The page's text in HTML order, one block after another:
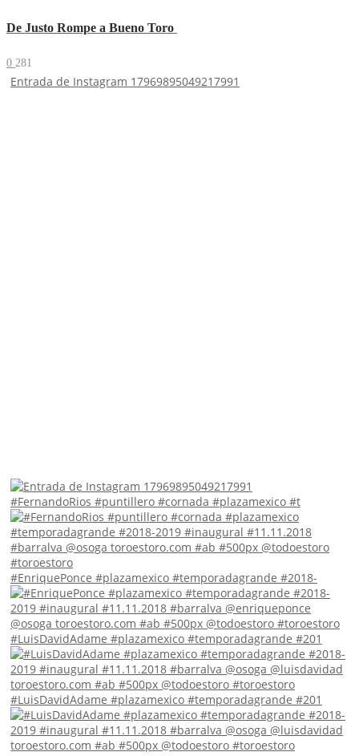
De Justo Rompe a Bueno Toro
0 281
Entrada de Instagram 17969895049217991
#FernandoRios #puntillero #cornada #plazamexico #t
#EnriquePonce #plazamexico #temporadagrande #2018-
#LuisDavidAdame #plazamexico #temporadagrande #201
#LuisDavidAdame #plazamexico #temporadagrande #201